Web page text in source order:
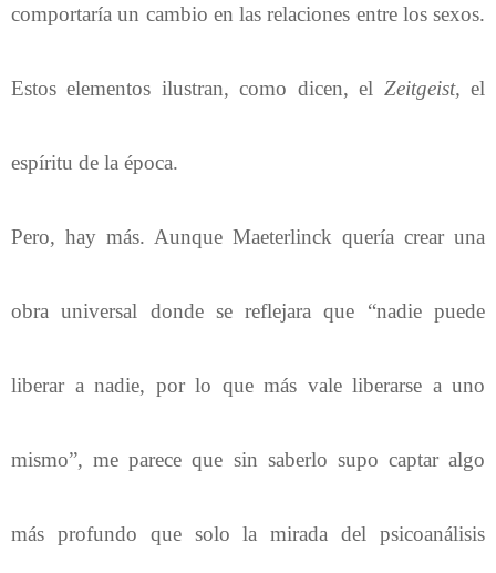
comportaría un cambio en las relaciones entre los sexos.
Estos elementos ilustran, como dicen, el Zeitgeist, el
espíritu de la época.
Pero, hay más. Aunque Maeterlinck quería crear una
obra universal donde se reflejara que “nadie puede
liberar a nadie, por lo que más vale liberarse a uno
mismo”, me parece que sin saberlo supo captar algo
más profundo que solo la mirada del psicoanálisis